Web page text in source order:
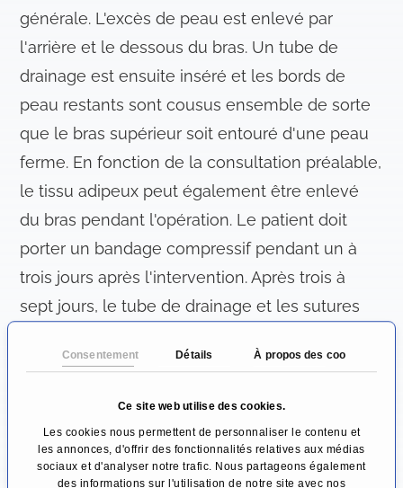
Consentement Détails À propos des cookies
Ce site web utilise des cookies.
Les cookies nous permettent de personnaliser le contenu et
les annonces, d'offrir des fonctionnalités relatives aux médias
sociaux et d'analyser notre trafic. Nous partageons également
des informations sur l'utilisation de notre site avec nos
générale. L'excès de peau est enlevé par
l'arrière et le dessous du bras. Un tube de
drainage est ensuite inséré et les bords de
peau restants sont cousus ensemble de sorte
que le bras supérieur soit entouré d'une peau
ferme. En fonction de la consultation préalable,
le tissu adipeux peut également être enlevé
du bras pendant l'opération. Le patient doit
porter un bandage compressif pendant un à
trois jours après l'intervention. Après trois à
sept jours, le tube de drainage et les sutures
Une nouvelle méthode est le traitement au
laser, dans lequel aucun scalpel n'est utilisé. Il
ne s'agit donc pas d'une intervention
chirurgicale. Pour ce faire, la lumière laser est